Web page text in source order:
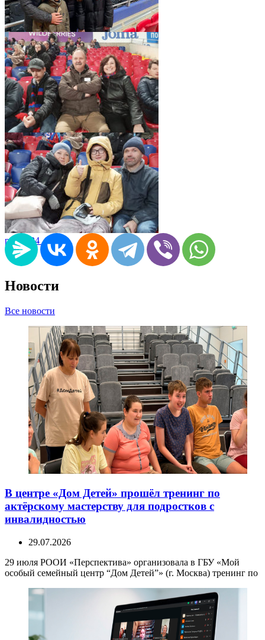
pic05024_07
pic05024_06
pic05024_05
Новости
Все новости
В центре «Дом Детей» прошёл тренинг по
актёрскому мастерству для подростков с
инвалидностью
29.07.2026
29 июля РООИ «Перспектива» организовала в ГБУ «Мой
особый семейный центр “Дом Детей”» (г. Москва) тренинг по